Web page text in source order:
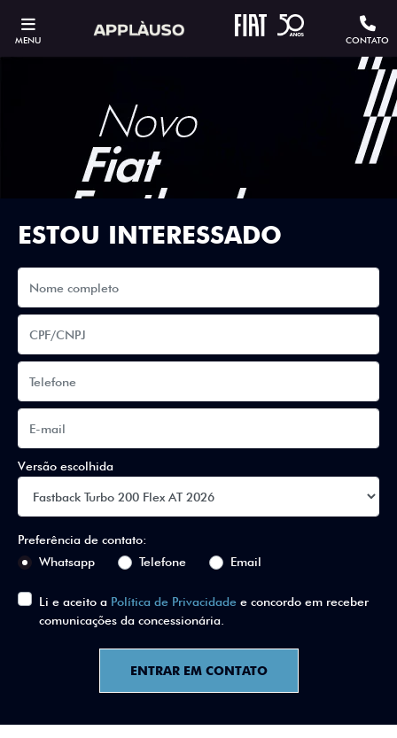
MENU CONTATO
ESTOU INTERESSADO
Versão escolhida
Preferência de contato:
Whatsapp
Telefone Email
Li e aceito a Política de Privacidade e concordo em receber
comunicações da concessionária.
ENTRAR EM CONTATO